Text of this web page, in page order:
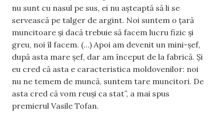
nu sunt cu nasul pe sus, ei nu așteaptă să li se
servească pe talger de argint. Noi suntem o țară
muncitoare și dacă trebuie să facem lucru fizic și
greu, noi îl facem. (…) Apoi am devenit un mini-șef,
după asta mare șef, dar am început de la fabrică. Și
eu cred că asta e caracteristica moldovenilor: noi
nu ne temem de muncă, suntem tare muncitori. De
asta cred că vom reuși ca stat”, a mai spus
premierul Vasile Tofan.